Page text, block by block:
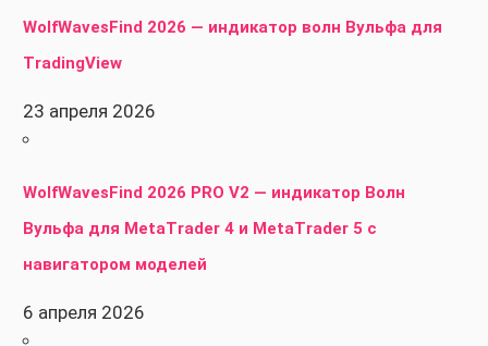
WolfWavesFind 2026 — индикатор волн Вульфа для
TradingView
23 апреля 2026
WolfWavesFind 2026 PRO V2 — индикатор Волн
Вульфа для MetaTrader 4 и MetaTrader 5 с
навигатором моделей
6 апреля 2026